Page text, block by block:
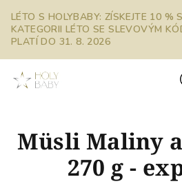
obsah
LÉTO S HOLYBABY: ZÍSKEJTE 10 %
KATEGORII LÉTO SE SLEVOVÝM
PLATÍ DO 31. 8. 2026
Müsli Maliny
270 g -